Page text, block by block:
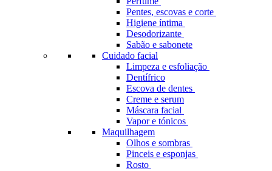
Pentes, escovas e corte
Higiene íntima
Desodorizante
Sabão e sabonete
Cuidado facial
Limpeza e esfoliação
Dentífrico
Escova de dentes
Creme e serum
Máscara facial
Vapor e tónicos
Maquilhagem
Olhos e sombras
Pinceis e esponjas
Rosto